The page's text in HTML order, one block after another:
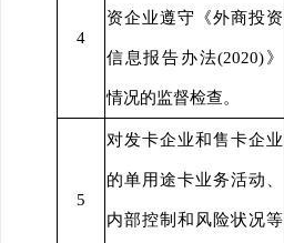
4
资企业遵守《外商投资
信息报告办法(2020)》
情况的监督检查。
5
对发卡企业和售卡企业
的单用途卡业务活动、
内部控制和风险状况等